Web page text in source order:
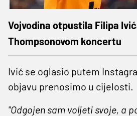
Vojvodina otpustila Filipa
Thompsonovom koncertu
Ivić se oglasio putem
objavu prenosimo u cijelosti.
"Odgojen sam voljeti svoje, a